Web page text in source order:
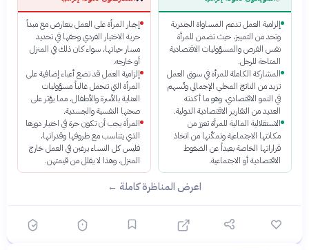
إلزامية العمل تدعم المساواة الجندرية
وتحد من التمييز، حيث تضمن للمرأة
نفس الفرص والمسؤوليات الاقتصادية
المتاحة للرجل.
المشاركة الكاملة للمرأة في سوق العمل
تزيد من الناتج المحلي الإجمالي وتُسهم
في النمو الاقتصادي، وهو ما أكدته
العديد من التقارير الاقتصادية الدولية.
الاستقلالية المالية للمرأة تعزز من
مكانتها الاجتماعية وتمكّنها من اتخاذ
قراراتها الخاصة بعيداً عن الضغوط
الاقتصادية أو الاجتماعية.
إجبار المرأة على العمل يتعارض مع مبدأ
حرية الاختيار الفردي وحقها في تحديد
مسار حياتها، سواء كان ذلك في المنزل
أو خارجه.
إلزامية العمل قد تضع أعباء إضافية على
المرأة التي تتحمل غالباً مسؤوليات
العناية بالأسرة والأطفال، مما يؤثر على
صحتها النفسية والجسدية.
المرأة يجب أن تكون حرة في اختيار دورها
الذي يتناسب مع ظروفها وقدراتها،
فليس كل النساء يرغبن في العمل خارج
المنزل، وهذا لا يقلل من قيمتهن.
اعرض المناظرة كاملة ←